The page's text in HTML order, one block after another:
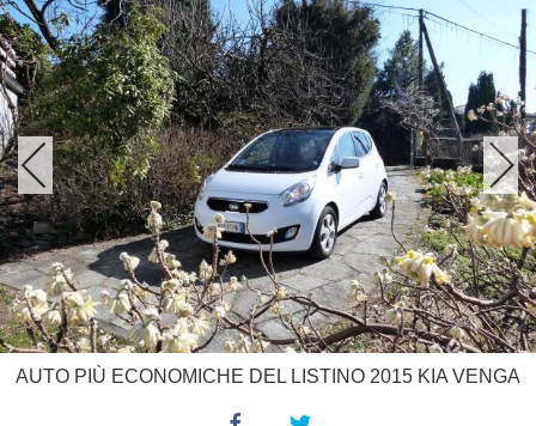
AUTO PIÙ ECONOMICHE DEL LISTINO 2015 KIA VENGA